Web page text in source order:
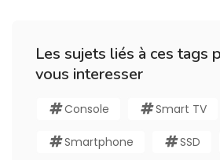
Les sujets liés à ces tags
vous interesser
Console Smart TV
Smartphone SSD